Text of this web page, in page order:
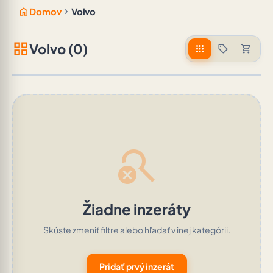
home Domov chevron_right Volvo
grid_viewVolvo (0) apps sell shopping_cart
search_off
Žiadne inzeráty
Skúste zmeniť filtre alebo hľadať v inej kategórii.
Pridať prvý inzerát